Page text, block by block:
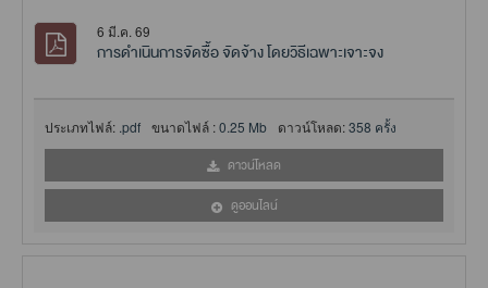
6 มี.ค. 69
การดำเนินการจัดซื้อ จัดจ้าง โดยวิธีเฉพาะเจาะจง
ประเภทไฟล์: .pdf ขนาดไฟล์ :0.25 Mb ดาวน์โหลด:358 ครั้ง
ดาวน์โหลด
ดูออนไลน์